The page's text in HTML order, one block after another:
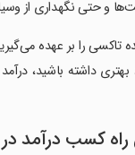
و حتی نگهداری از
تاکسی را بر عهده
داشته باشید،
کسب درآمد در